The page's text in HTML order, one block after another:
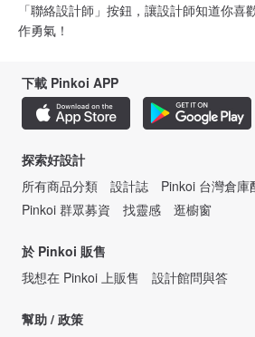
「聯絡設計師」按鈕，讓設計師知道你喜
作勇氣！
下載 Pinkoi APP
探索好設計
所有商品分類
設計誌 Pinkoi 台灣倉庫
Pinkoi 群眾募資
找靈感 逛櫥窗
於 Pinkoi 販售
我想在 Pinkoi 上販售
設計館問與答
幫助 / 政策